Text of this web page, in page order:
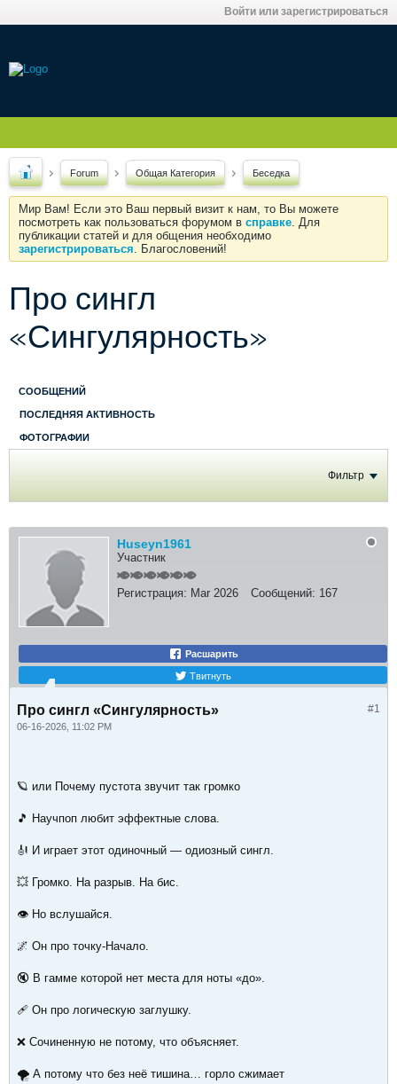
Войти или зарегистрироваться
Forum Общая Категория Беседка
Мир Вам! Если это Ваш первый визит к нам, то Вы можете
посмотреть как пользоваться форумом в справке. Для
публикации статей и для общения необходимо
зарегистрироваться. Благословений!
Про сингл
«Сингулярность»
СООБЩЕНИЙ
ПОСЛЕДНЯЯ АКТИВНОСТЬ
ФОТОГРАФИИ
Фильтр
Huseyn1961
Участник
Регистрация: Mar 2026 Сообщений: 167
Расшарить
Твитнуть
#1
Про сингл «Сингулярность»
06-16-2026, 11:02 PM
🪐 или Почему пустота звучит так громко
🎵 Научпоп любит эффектные слова.
🎻 И играет этот одиночный — одиозный сингл.
💥 Громко. На разрыв. На бис.
👁️ Но вслушайся.
🌌 Он про точку-Начало.
🔇 В гамме которой нет места для ноты «до».
🩹 Он про логическую заглушку.
❌ Сочиненную не потому, что объясняет.
🌪️ А потому что без неё тишина… горло сжимает